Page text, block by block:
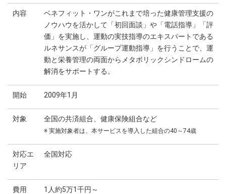
内容
ベネフィット・ワンがこれまで培った健康管理支援の
ノウハウを活かして「初回面談」や「電話指導」「評
価」を実施し、運動の実技指導のエキスパートである
ルネサンスが「グループ運動指導」を行うことで、運
動と栄養管理の両面からメタボリックシンドロームの
解消をサポートする。
開始 2009年1月
対象 全国の共済組合、健康保険組合など
※ 実施対象者は、本サービスを導入した組合の40～74歳
対応エ
リア
全国対応
費用 1人約5万1千円～